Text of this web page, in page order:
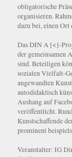
obligatorische
organisieren.
dazu bei, einen
Das DIN A [<]-
der gemeinsamen
sind. Beteiligen
sozialen Vielfalt-
angewandten
autodidaktisch
Aushang auf
veröffentlicht.
Kunstschaffende
prominent
Veranstalter: IG